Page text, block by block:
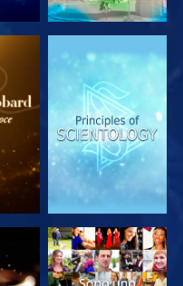
ESPLORA LE
SERIE
LE
GUARDA